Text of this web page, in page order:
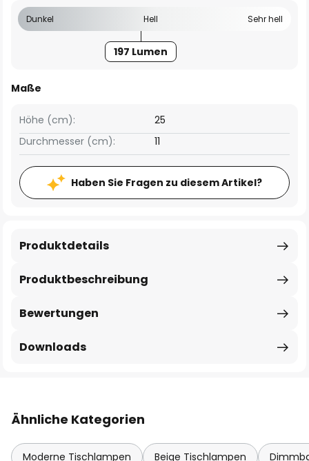
Dunkel Hell Sehr hell
197 Lumen
Maße
Höhe (cm):
25
Durchmesser (cm):
11
Haben Sie Fragen zu diesem Artikel?
Produktbeschreibung
Produktdetails
Bewertungen
Downloads
Ähnliche Kategorien
Moderne Tischlampen Beige Tischlampen